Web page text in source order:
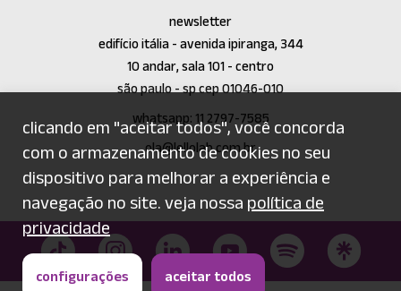
newsletter
edifício itália - avenida ipiranga, 344
10 andar, sala 101 - centro
são paulo - sp cep 01046-010
whatsapp: 11 2797-7585
ola@lellolab.com.br
clicando em "aceitar todos", você concorda
com o armazenamento de cookies no seu
dispositivo para melhorar a experiência e
navegação no site. veja nossa política de
privacidade
configurações aceitar todos